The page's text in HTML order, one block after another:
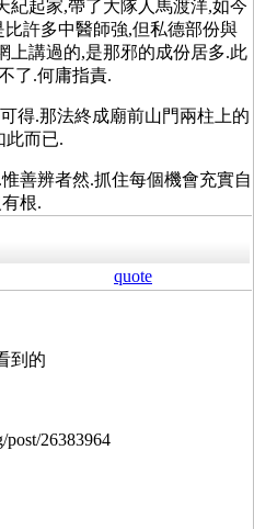
紀起家,帶了大隊人馬渡洋,如今
許多中醫師強,但私德部份與
上講過的,是那邪的成份居多.此
了.何庸指責.
得.那法終成廟前山門兩柱上的
此而已.
善辨者然.抓住每個機會充實自
根.
quote
到的
post/26383964